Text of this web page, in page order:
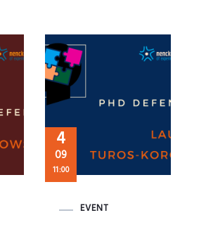
4
09
11:00
EVENT